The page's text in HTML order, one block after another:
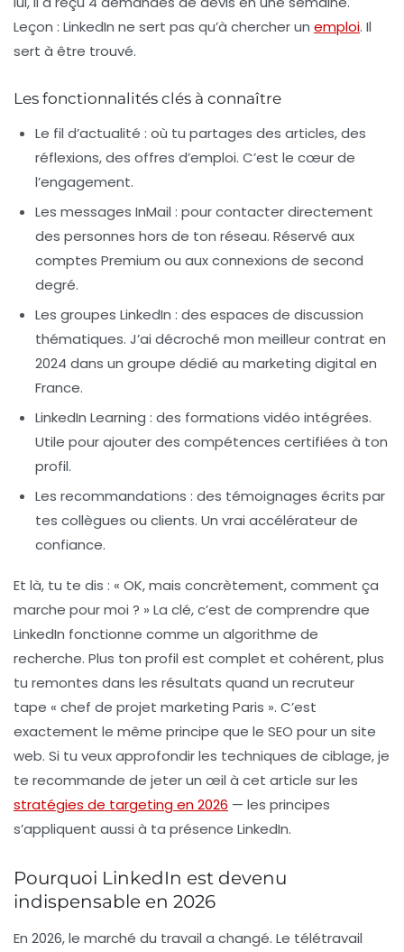
Leçon : LinkedIn ne sert pas qu’à chercher un emploi. Il
sert à être trouvé.
Les fonctionnalités clés à connaître
Le fil d’actualité : où tu partages des articles, des
réflexions, des offres d’emploi. C’est le cœur de
l’engagement.
Les messages InMail : pour contacter directement
des personnes hors de ton réseau. Réservé aux
comptes Premium ou aux connexions de second
degré.
Les groupes LinkedIn : des espaces de discussion
thématiques. J’ai décroché mon meilleur contrat en
2024 dans un groupe dédié au marketing digital en
France.
LinkedIn Learning : des formations vidéo intégrées.
Utile pour ajouter des compétences certifiées à ton
profil.
Les recommandations : des témoignages écrits par
tes collègues ou clients. Un vrai accélérateur de
confiance.
Et là, tu te dis : « OK, mais concrètement, comment ça
marche pour moi ? » La clé, c’est de comprendre que
LinkedIn fonctionne comme un algorithme de
recherche. Plus ton profil est complet et cohérent, plus
tu remontes dans les résultats quand un recruteur
tape « chef de projet marketing Paris ». C’est
exactement le même principe que le SEO pour un site
web. Si tu veux approfondir les techniques de ciblage, je
te recommande de jeter un œil à cet article sur les
stratégies de targeting en 2026 — les principes
s’appliquent aussi à ta présence LinkedIn.
Pourquoi LinkedIn est devenu
indispensable en 2026
En 2026, le marché du travail a changé. Le télétravail